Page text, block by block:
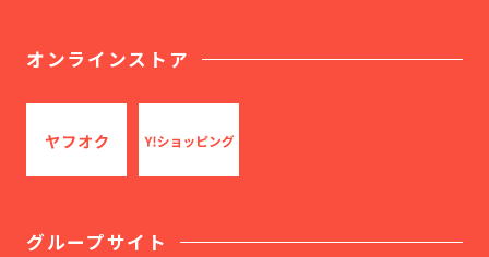
オンラインストア
グループサイト